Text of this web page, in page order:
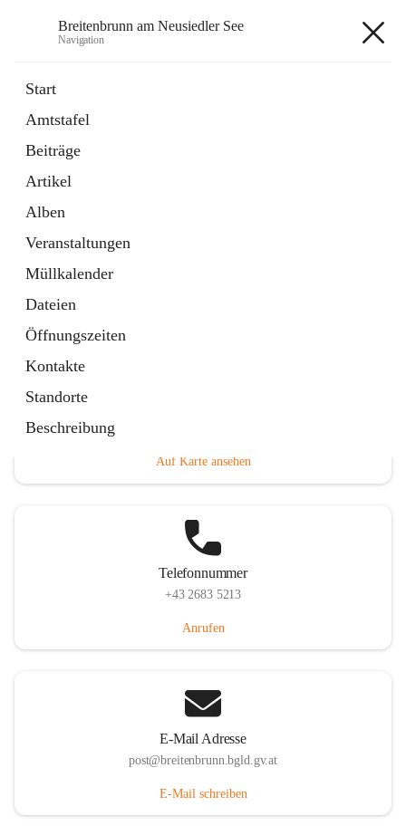
Breitenbrunn am Neusiedler See
Navigation
Start
Amtstafel
Beiträge
Artikel
Alben
Veranstaltungen
Müllkalender
Dateien
Öffnungszeiten
Kontakte
Standorte
Beschreibung
18 Schnellzugriffe
Gemeindeservice
Auf Karte ansehen
Telefonnummer
+43 2683 5213
Anrufen
E-Mail Adresse
post@breitenbrunn.bgld.gv.at
E-Mail schreiben